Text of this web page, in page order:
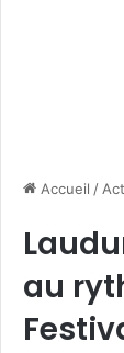
Accueil /
au